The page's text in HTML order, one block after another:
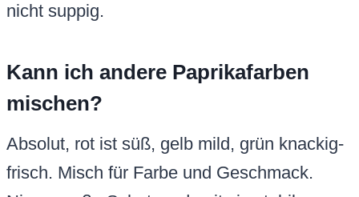
nicht suppig.
Kann ich andere Paprikafarben
mischen?
Absolut, rot ist süß, gelb mild, grün knackig-
frisch. Misch für Farbe und Geschmack.